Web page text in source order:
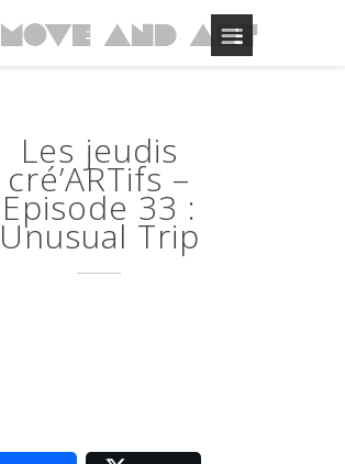
Les jeudis
cré’ARTifs –
Episode 33 :
Unusual Trip